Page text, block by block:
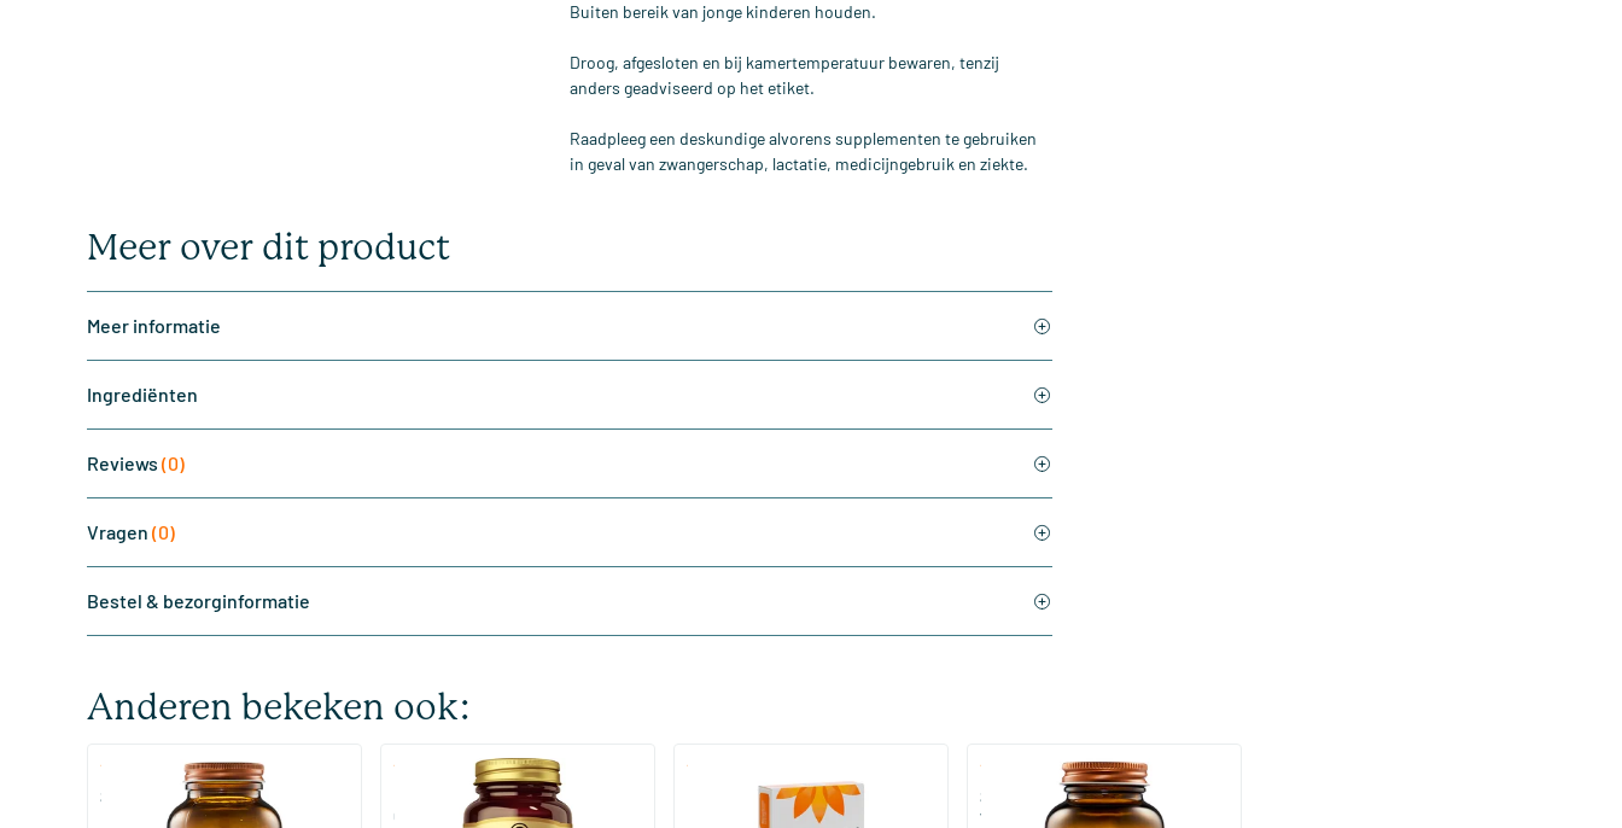
Buiten bereik van jonge kinderen houden.
Droog, afgesloten en bij kamertemperatuur bewaren, tenzij
anders geadviseerd op het etiket.
Raadpleeg een deskundige alvorens supplementen te gebruiken
in geval van zwangerschap, lactatie, medicijngebruik en ziekte.
Meer over dit product
Meer informatie
Ingrediënten
Reviews (0)
Vragen (0)
Bestel & bezorginformatie
Anderen bekeken ook:
(510)
Super Magnesium
(287)
Magnesium Citrate (Magnesium
Citraat)
Bio-Kult Probiotica
(158)
Super D3 Extra Sterk 75 mcg
vitamine D